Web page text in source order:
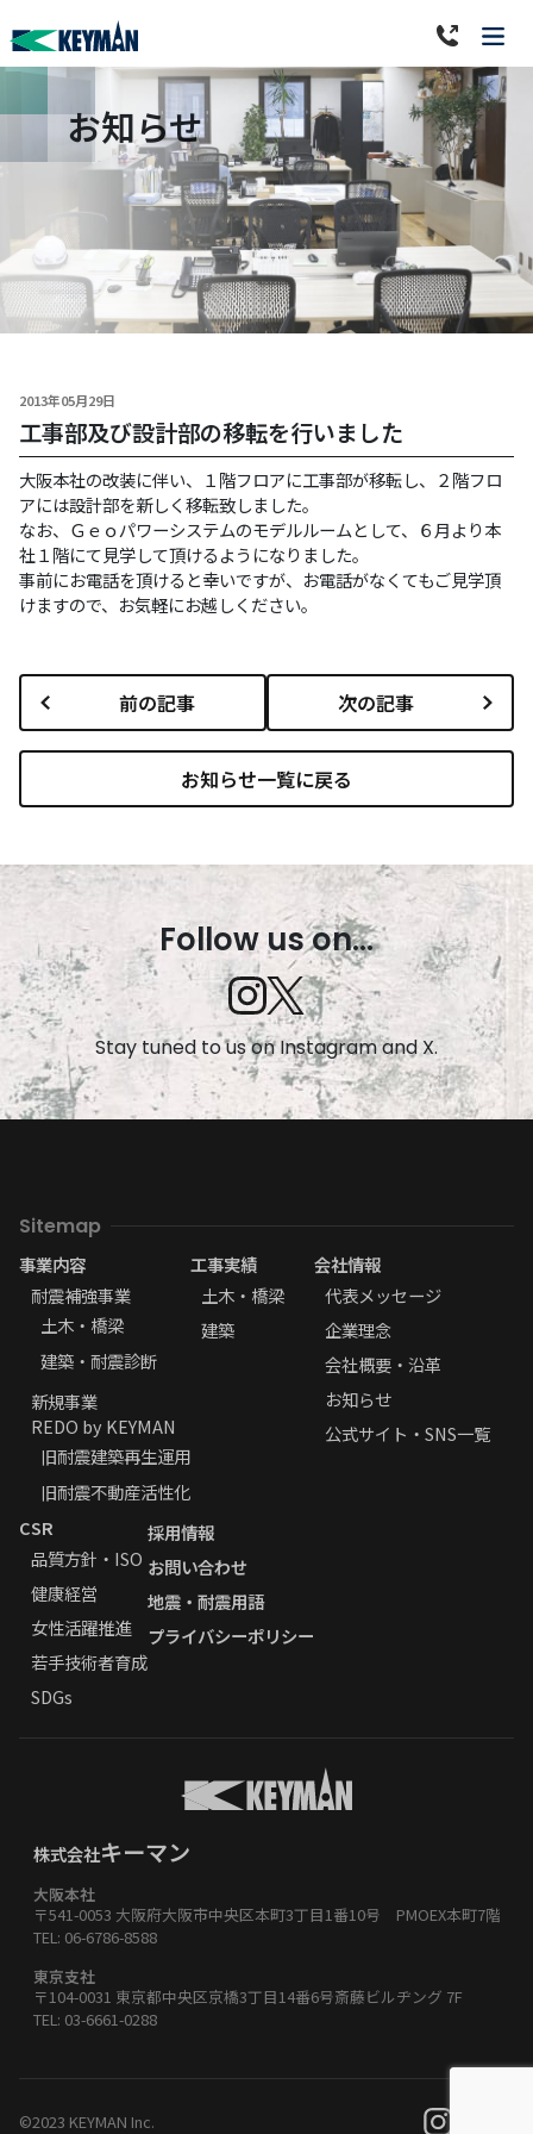
お知らせ
2013年05月29日
工事部及び設計部の移転を行いました
大阪本社の改装に伴い、１階フロアに工事部が移転し、２階フロ
アには設計部を新しく移転致しました。
なお、Ｇｅｏパワーシステムのモデルルームとして、６月より本
社１階にて見学して頂けるようになりました。
事前にお電話を頂けると幸いですが、お電話がなくてもご見学頂
けますので、お気軽にお越しください。
前の記事 次の記事
お知らせ一覧に戻る
Follow us on...
Stay tuned to us on Instagram and X.
Sitemap
事業内容
耐震補強事業
土木・橋梁
建築・耐震診断
新規事業
REDO by KEYMAN
旧耐震建築再生運用
旧耐震不動産活性化
工事実績
土木・橋梁
建築
会社情報
代表メッセージ
企業理念
会社概要・沿革
お知らせ
公式サイト・SNS一覧
CSR
品質方針・ISO
健康経営
女性活躍推進
若手技術者育成
SDGs
採用情報
お問い合わせ
地震・耐震用語
プライバシーポリシー
株式会社キーマン
大阪本社
〒541-0053 大阪府大阪市中央区本町3丁目1番10号 PMOEX本町7階
TEL: 06-6786-8588
東京支社
〒104-0031 東京都中央区京橋3丁目14番6号斎藤ビルヂング 7F
TEL: 03-6661-0288
©2023 KEYMAN Inc.